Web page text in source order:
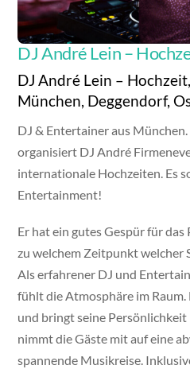
DJ André Lein –
DJ André Lein –
München, Deggendorf,
DJ & Entertainer aus
organisiert DJ André
internationale Hochzeiten. Es
Entertainment!
Er hat ein gutes Gespür für
zu welchem Zeitpunkt welcher
Als erfahrener DJ und
fühlt die Atmosphäre im Raum.
und bringt seine
nimmt die Gäste mit auf eine
spannende Musikreise.